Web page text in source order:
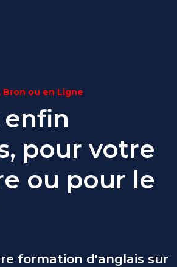
Bron ou en Ligne
enfin
pour votre
ou pour le
formation d'anglais sur